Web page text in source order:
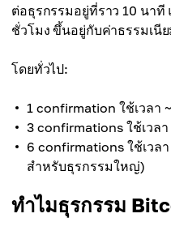
ต่อธุรกรรมอยู่ที่ราว 10 นาที
ชั่วโมง ขึ้นอยู่กับค่าธรรมเนี
โดยทั่วไป:
1 confirmation ใช้เวลา
3 confirmations ใช้เวล
6 confirmations ใช้เวล
สำหรับธุรกรรมใหญ่)
ทำไมธุรกรรม